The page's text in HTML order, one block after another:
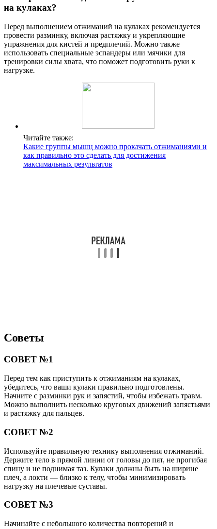
на кулаках?
Перед выполнением отжиманий на кулаках рекомендуется
провести разминку, включая растяжку и укрепляющие
упражнения для кистей и предплечий. Можно также
использовать специальные эспандеры или мячики для
тренировки силы хвата, что поможет подготовить руки к
нагрузке.
Читайте также:
Какие группы мышц можно прокачать отжиманиями и
как правильно это сделать для достижения
максимальных результатов
Советы
СОВЕТ №1
Перед тем как приступить к отжиманиям на кулаках,
убедитесь, что ваши кулаки правильно подготовлены.
Начните с разминки рук и запястий, чтобы избежать травм.
Можно выполнить несколько круговых движений запястьями
и растяжку для пальцев.
СОВЕТ №2
Используйте правильную технику выполнения отжиманий.
Держите тело в прямой линии от головы до пят, не прогибая
спину и не поднимая таз. Кулаки должны быть на ширине
плеч, а локти — близко к телу, чтобы минимизировать
нагрузку на плечевые суставы.
СОВЕТ №3
Начинайте с небольшого количества повторений и